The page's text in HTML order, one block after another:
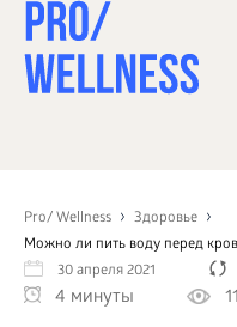
Pro/ Wellness
Здоровье
Можно ли пить воду перед
30 апреля 2021
4 минуты
СПОРТ
ЗДОРОВЬЕ
КРАСОТА